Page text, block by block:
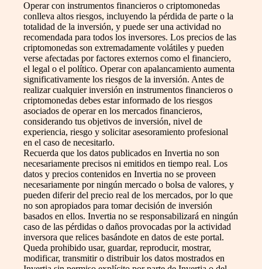
Operar con instrumentos financieros o criptomonedas
conlleva altos riesgos, incluyendo la pérdida de parte o la
totalidad de la inversión, y puede ser una actividad no
recomendada para todos los inversores. Los precios de las
criptomonedas son extremadamente volátiles y pueden
verse afectadas por factores externos como el financiero,
el legal o el político. Operar con apalancamiento aumenta
significativamente los riesgos de la inversión. Antes de
realizar cualquier inversión en instrumentos financieros o
criptomonedas debes estar informado de los riesgos
asociados de operar en los mercados financieros,
considerando tus objetivos de inversión, nivel de
experiencia, riesgo y solicitar asesoramiento profesional
en el caso de necesitarlo.
Recuerda que los datos publicados en Invertia no son
necesariamente precisos ni emitidos en tiempo real. Los
datos y precios contenidos en Invertia no se proveen
necesariamente por ningún mercado o bolsa de valores, y
pueden diferir del precio real de los mercados, por lo que
no son apropiados para tomar decisión de inversión
basados en ellos. Invertia no se responsabilizará en ningún
caso de las pérdidas o daños provocadas por la actividad
inversora que relices basándote en datos de este portal.
Queda prohibido usar, guardar, reproducir, mostrar,
modificar, transmitir o distribuir los datos mostrados en